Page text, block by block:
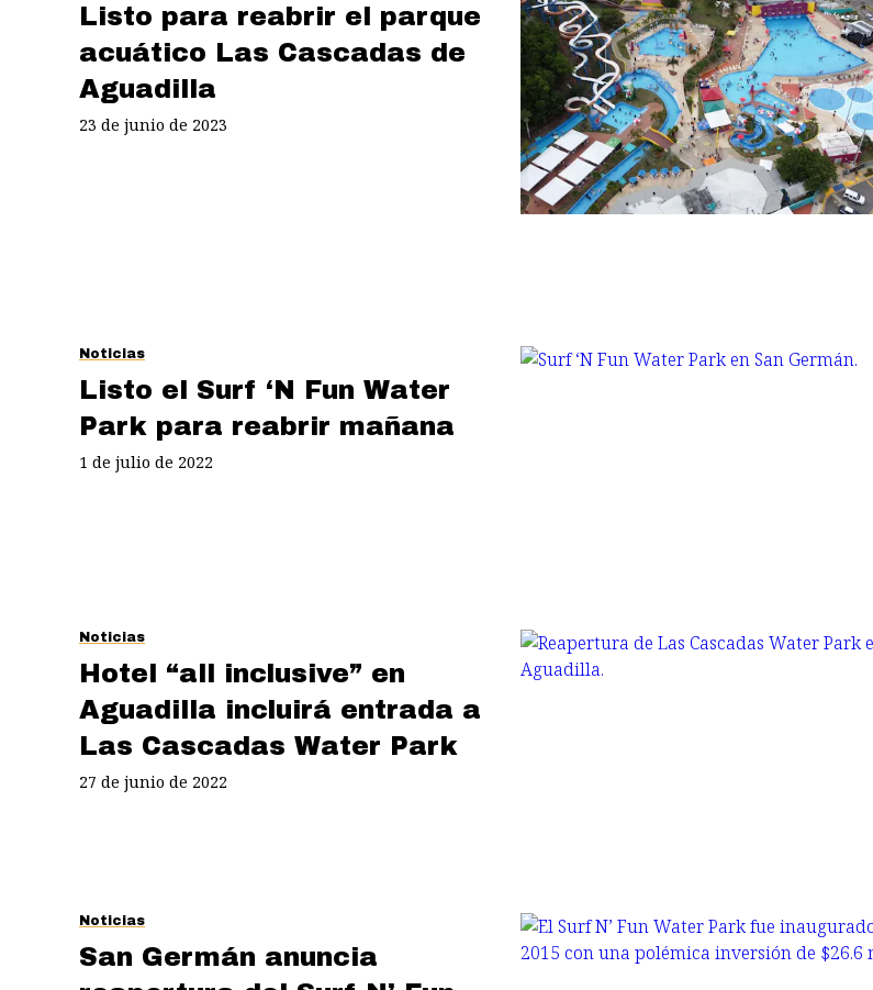
Listo para reabrir el parque
acuático Las Cascadas de
Aguadilla
23 de junio de 2023
Noticias
Listo el Surf ‘N Fun Water
Park para reabrir mañana
1 de julio de 2022
Noticias
Hotel “all inclusive” en
Aguadilla incluirá entrada a
Las Cascadas Water Park
27 de junio de 2022
Noticias
San Germán anuncia